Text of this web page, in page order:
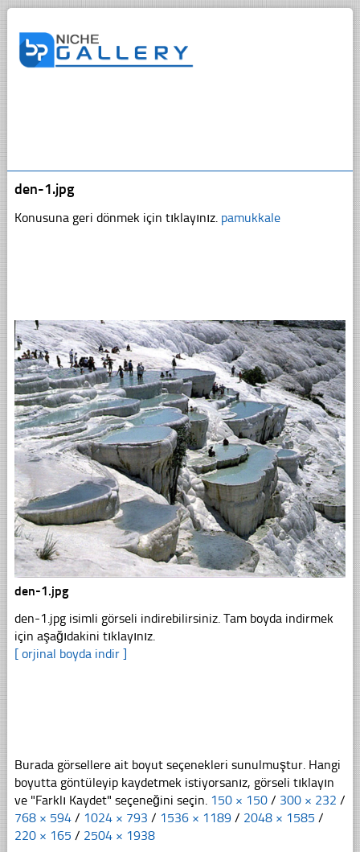
den-1.jpg
Konusuna geri dönmek için tıklayınız. pamukkale
den-1.jpg
den-1.jpg isimli görseli indirebilirsiniz. Tam boyda indirmek
için aşağıdakini tıklayınız.
[ orjinal boyda indir ]
Burada görsellere ait boyut seçenekleri sunulmuştur. Hangi
boyutta göntüleyip kaydetmek istiyorsanız, görseli tıklayın
ve "Farklı Kaydet" seçeneğini seçin. 150 × 150 / 300 × 232 /
768 × 594 / 1024 × 793 / 1536 × 1189 / 2048 × 1585 /
220 × 165 / 2504 × 1938